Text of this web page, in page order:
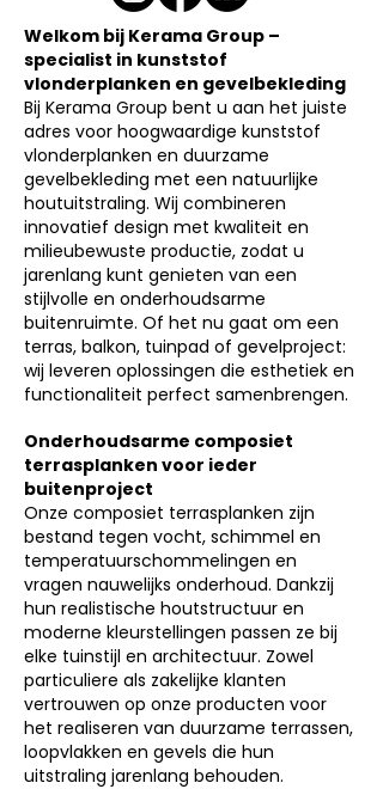
Welkom bij Kerama Group –
specialist in kunststof
vlonderplanken en gevelbekleding
Bij Kerama Group bent u aan het juiste
adres voor hoogwaardige kunststof
vlonderplanken en duurzame
gevelbekleding met een natuurlijke
houtuitstraling. Wij combineren
innovatief design met kwaliteit en
milieubewuste productie, zodat u
jarenlang kunt genieten van een
stijlvolle en onderhoudsarme
buitenruimte. Of het nu gaat om een
terras, balkon, tuinpad of gevelproject:
wij leveren oplossingen die esthetiek en
functionaliteit perfect samenbrengen.
Onderhoudsarme composiet
terrasplanken voor ieder
buitenproject
Onze composiet terrasplanken zijn
bestand tegen vocht, schimmel en
temperatuurschommelingen en
vragen nauwelijks onderhoud. Dankzij
hun realistische houtstructuur en
moderne kleurstellingen passen ze bij
elke tuinstijl en architectuur. Zowel
particuliere als zakelijke klanten
vertrouwen op onze producten voor
het realiseren van duurzame terrassen,
loopvlakken en gevels die hun
uitstraling jarenlang behouden.